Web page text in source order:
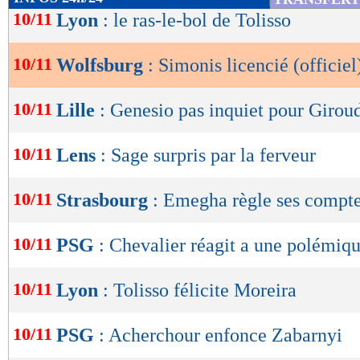
de
lecture
OK
10/11 Lyon : le ras-le-bol de Tolisso
10/11 Wolfsburg : Simonis licencié
10/11 Lille : Genesio pas inquiet pour
10/11 Lens : Sage surpris par la ferveur
10/11 Strasbourg : Emegha règle ses
10/11 PSG : Chevalier réagit a une
10/11 Lyon : Tolisso félicite Moreira
10/11 PSG : Acherchour enfonce Zabarnyi